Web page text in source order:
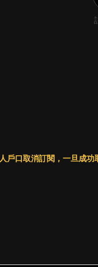
戶口取消訂閱，一旦成功